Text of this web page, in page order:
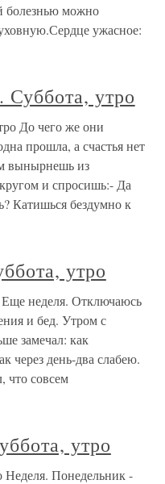
болезнью можно
ужасное:
Суббота, утро
До чего же они
прошла, а счастья нет
вынырнешь из
и спросишь:- Да
Катишься бездумно к
утро
неделя. Отключаюсь
и бед. Утром с
замечал: как
через день-два слабею.
что совсем
утро
Понедельник -